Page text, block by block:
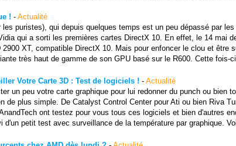
! - Actualité
les puristes), qui depuis quelques temps est un peu dépassé par
qui a sorti les premières cartes DirectX 10. En effet, le 14 mai
2900 XT, compatible DirectX 10. Mais pour enfoncer le clou et être
très haut de gamme de son GPU basé sur le R600. Cette fois-
Votre Carte 3D : Test de logiciels ! - Actualité
un peu votre carte graphique pour lui redonner du punch ou bien
de plus simple. De Catalyst Control Center pour Ati ou bien Riva
ont testez pour vous tous ces logiciels et bien d'autres
d'un petit test avec surveillance de la température par graphique.